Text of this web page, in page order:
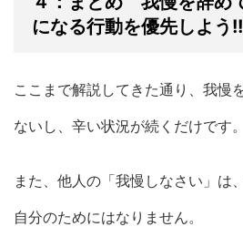
になる行動を優先しよう!!
ここまで解説してきた通り、我慢
ないし、辛い状況が続くだけです。
また、他人の「我慢しなさい」は
自分のためにはなりません。